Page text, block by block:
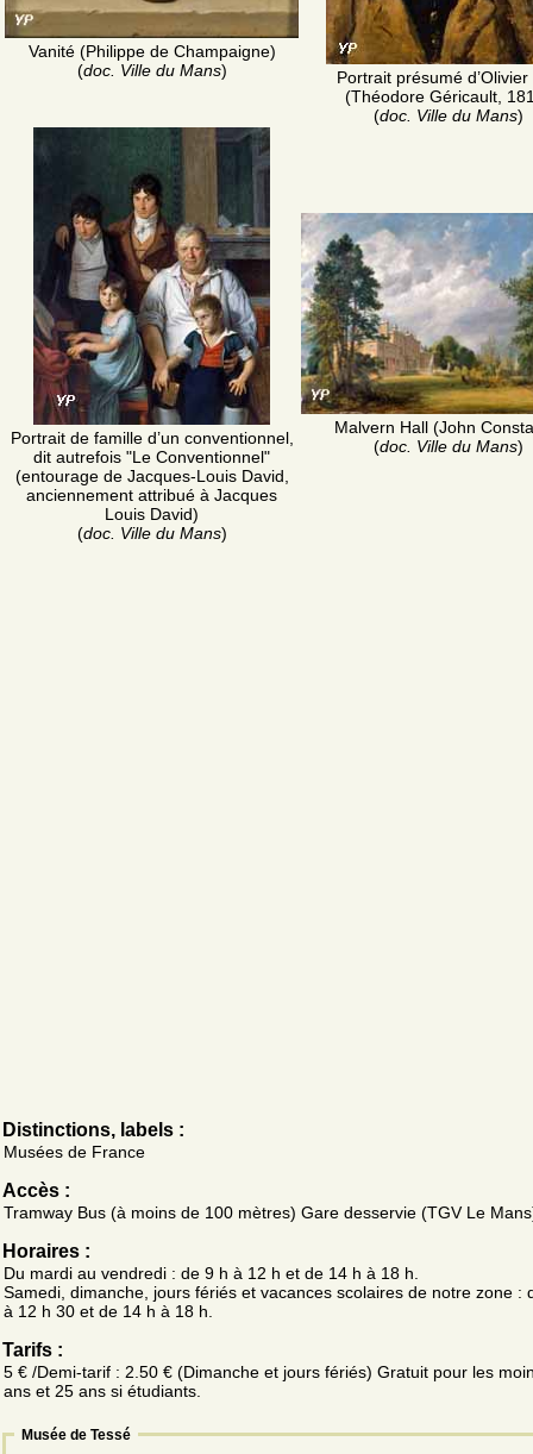
Vanité (Philippe de Champaigne)
(doc. Ville du Mans)
Portrait présumé d’Olivier
(Théodore Géricault,
(doc. Ville du Mans)
Portrait de famille d’un conventionnel,
dit autrefois "Le Conventionnel"
(entourage de Jacques-Louis David,
anciennement attribué à Jacques
Louis David)
(doc. Ville du Mans)
Malvern Hall (John
(doc. Ville du Mans)
Distinctions, labels :
Musées de France
Accès :
Tramway Bus (à moins de 100 mètres) Gare desservie (TGV Le
Horaires :
Du mardi au vendredi : de 9 h à 12 h et de 14 h à 18 h.
Samedi, dimanche, jours fériés et vacances scolaires de notre zone :
à 12 h 30 et de 14 h à 18 h.
Tarifs :
5 € /Demi-tarif : 2.50 € (Dimanche et jours fériés) Gratuit pour les
ans et 25 ans si étudiants.
Musée de Tessé